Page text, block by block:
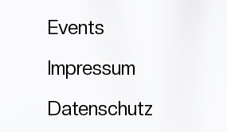
Events
Impressum
Datenschutz